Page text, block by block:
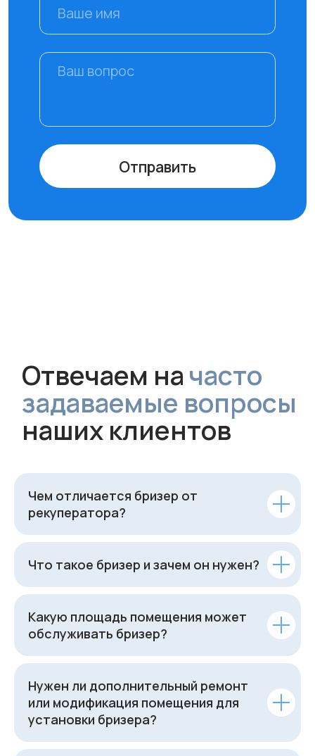
Чем отличается бризер от
рекуператора?
Что такое бризер и зачем он нужен?
Какую площадь помещения может
обслуживать бризер?
Нужен ли дополнительный ремонт
или модификация помещения для
установки бризера?